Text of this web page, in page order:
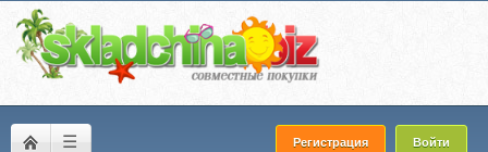
☰ Регистрация Войти